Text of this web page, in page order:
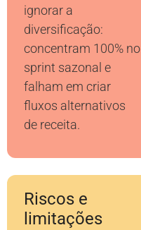
ignorar a
diversificação:
concentram 100% no
sprint sazonal e
falham em criar
fluxos alternativos
de receita.
Riscos e
limitações